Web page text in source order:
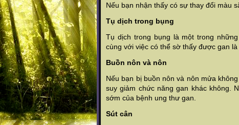
Nếu bạn nhận thấy có sự thay đổi màu
Tụ dịch trong bụng
Tụ dịch trong bụng là một trong
cùng với việc có thể sờ thấy được gan
Buồn nôn và nôn
Nếu bạn bị buồn nôn và nôn mửa
suy giảm chức năng gan khác không.
sớm của bệnh ung thư gan.
Sút cân